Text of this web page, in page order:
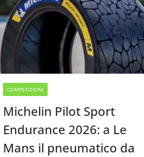
COMPETIZIONI
Michelin Pilot Sport
Endurance 2026: a Le
Mans il pneumatico da